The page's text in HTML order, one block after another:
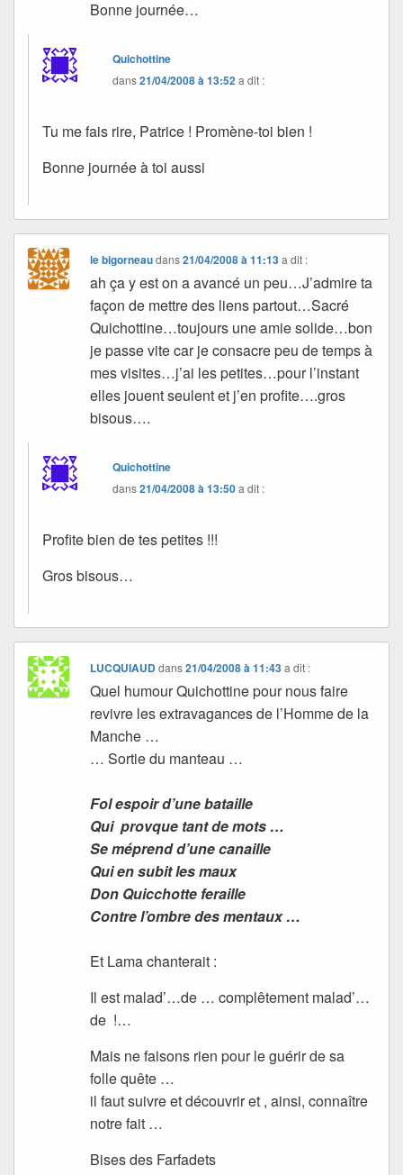
Bonne journée…
Quichottine
dans21/04/2008 à 13:52a dit :
Tu me fais rire, Patrice ! Promène-toi bien !
Bonne journée à toi aussi
le bigorneaudans21/04/2008 à 11:13 a dit :
ah ça y est on a avancé un peu…J’admire ta
façon de mettre des liens partout…Sacré
Quichottine…toujours une amie solide…bon
je passe vite car je consacre peu de temps à
mes visites…j’ai les petites…pour l’instant
elles jouent seulent et j’en profite….gros
bisous….
Quichottine
dans21/04/2008 à 13:50a dit :
Profite bien de tes petites !!!
Gros bisous…
LUCQUIAUDdans21/04/2008 à 11:43 a dit :
Quel humour Quichottine pour nous faire
revivre les extravagances de l’Homme de la
Manche …
… Sortie du manteau …
Fol espoir d’une bataille
Qui provque tant de mots …
Se méprend d’une canaille
Qui en subit les maux
Don Quicchotte feraille
Contre l’ombre des mentaux …
Et Lama chanterait :
Il est malad’…de … complêtement malad’…
de !…
Mais ne faisons rien pour le guérir de sa
folle quête …
il faut suivre et découvrir et , ainsi, connaître
notre fait …
Bises des Farfadets